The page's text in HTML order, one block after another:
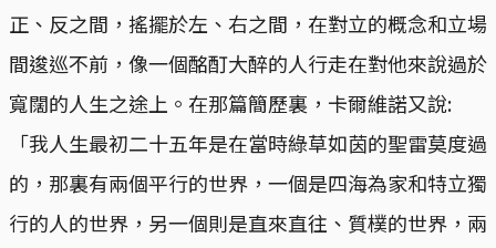
正、反之間，搖擺於左、右之間，在對立的概念和立場
間逡巡不前，像一個酩酊大醉的人行走在對他來說過於
寬闊的人生之途上。在那篇簡歷裏，卡爾維諾又說:
「我人生最初二十五年是在當時綠草如茵的聖雷莫度過
的，那裏有兩個平行的世界，一個是四海為家和特立獨
行的人的世界，另一個則是直來直往、質樸的世界，兩